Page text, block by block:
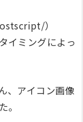
）
イミングによっ
、アイコン画像